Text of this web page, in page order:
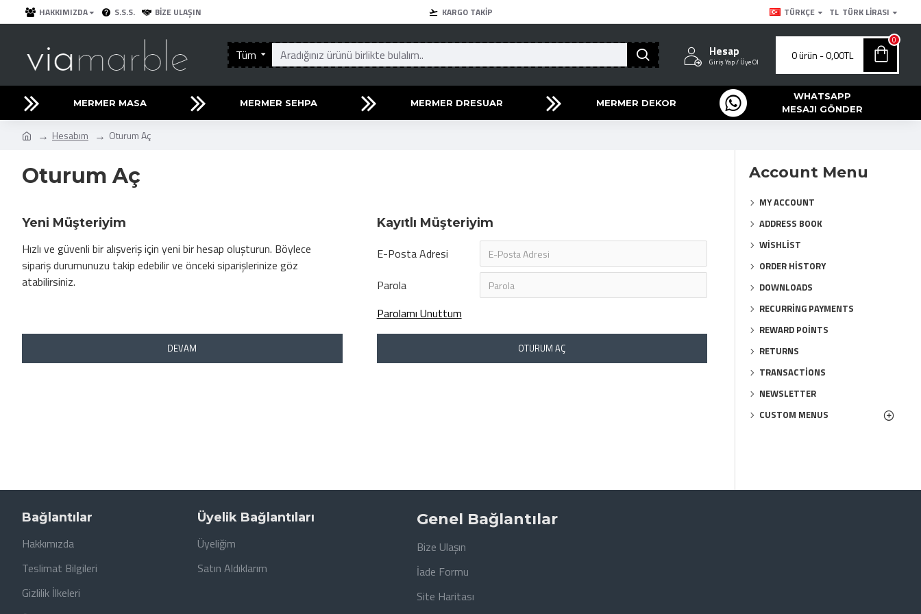
HAKKIMIZDA S.S.S. BIZE ULAŞIN KARGO TAKIP TÜRKÇE TL TÜRK LIRASI
Tüm Hesap
Giriş Yap / Üye Ol 0 ürün - 0,00TL
0
MERMER MASA MERMER SEHPA MERMER DRESUAR MERMER DEKOR
WHATSAPP
MESAJI GÖNDER
Hesabım Oturum Aç
Oturum Aç
Yeni Müşteriyim
Hızlı ve güvenli bir alışveriş için yeni bir hesap oluşturun. Böylece
sipariş durumunuzu takip edebilir ve önceki siparişlerinize göz
atabilirsiniz.
DEVAM
Kayıtlı Müşteriyim
E-Posta Adresi
Parola
Parolamı Unuttum
OTURUM AÇ
Account Menu
MY ACCOUNT
ADDRESS BOOK
WISHLIST
ORDER HISTORY
DOWNLOADS
RECURRING PAYMENTS
REWARD POINTS
RETURNS
TRANSACTIONS
NEWSLETTER
CUSTOM MENUS
Bağlantılar
Hakkımızda
Teslimat Bilgileri
Gizlilik İlkeleri
Üyelik Bağlantıları
Üyeliğim
Satın Aldıklarım
Genel Bağlantılar
Bize Ulaşın
İade Formu
Site Haritası